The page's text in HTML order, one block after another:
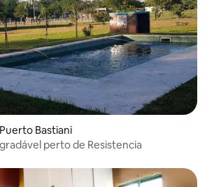
Bastiani
perto de Resistencia